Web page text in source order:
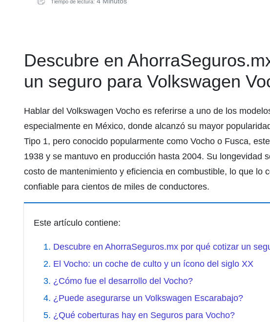
Tiempo de lectura:
Descubre en
un seguro para Volkswagen
Hablar del Volkswagen Vocho es referirse a uno de los
especialmente en México, donde alcanzó su mayor
Tipo 1, pero conocido popularmente como Vocho o Fusca,
1938 y se mantuvo en producción hasta 2004. Su longevidad
costo de mantenimiento y eficiencia en combustible, lo que lo
confiable para cientos de miles de conductores.
Este artículo contiene:
Descubre en AhorraSeguros.mx por qué cotizar un
El Vocho: un coche de culto y un ícono del siglo XX
¿Cómo fue el desarrollo del Vocho?
¿Puede asegurarse un Volkswagen Escarabajo?
¿Qué coberturas hay en Seguros para Vocho?